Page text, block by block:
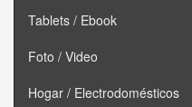
Tablets / Ebook
Foto / Video
Hogar / Electrodomésticos